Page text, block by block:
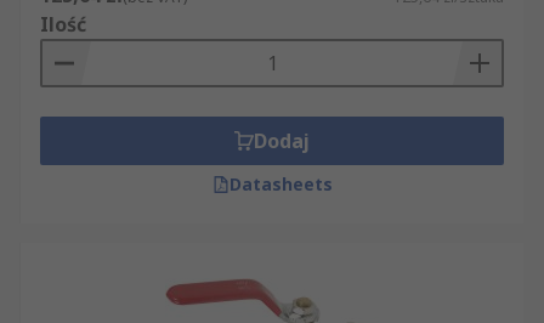
Ilość
Dodaj
Datasheets